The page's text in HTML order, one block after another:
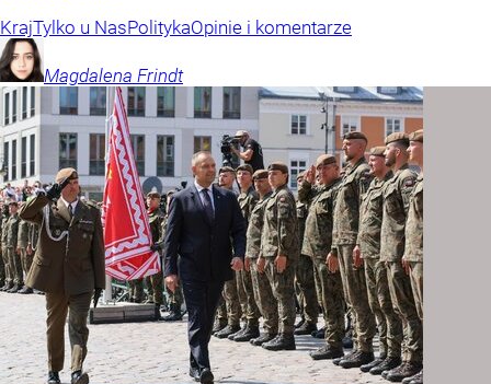
KrajTylko u NasPolitykaOpinie i komentarze
Magdalena Frindt